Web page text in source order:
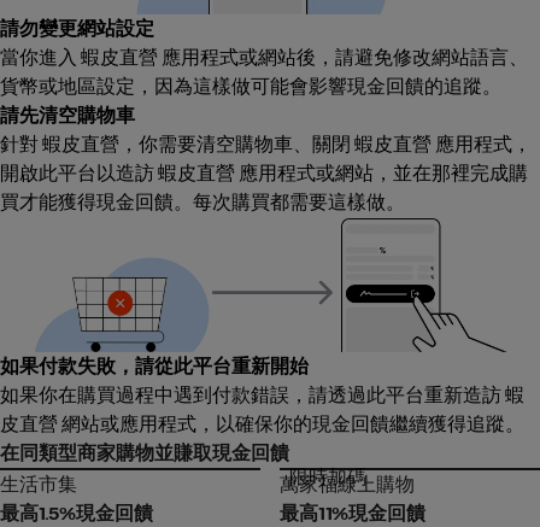
請勿變更網站設定
當你進入 蝦皮直營 應用程式或網站後，請避免修改網站語言、
貨幣或地區設定，因為這樣做可能會影響現金回饋的追蹤。
請先清空購物車
針對 蝦皮直營，你需要清空購物車、關閉 蝦皮直營 應用程式，
開啟此平台以造訪 蝦皮直營 應用程式或網站，並在那裡完成購
買才能獲得現金回饋。每次購買都需要這樣做。
如果付款失敗，請從此平台重新開始
如果你在購買過程中遇到付款錯誤，請透過此平台重新造訪 蝦
皮直營 網站或應用程式，以確保你的現金回饋繼續獲得追蹤。
在同類型商家購物並賺取現金回饋
生活市集
生活市集
最高1.5%現金回饋
萬家福線上購物
限時加碼
萬家福線上購物
最高11%現金回饋